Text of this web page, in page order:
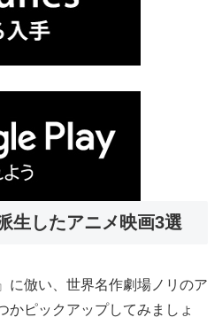
生したアニメ映画3選
に倣い、世界名作劇場ノリのア
かピックアップしてみましょ